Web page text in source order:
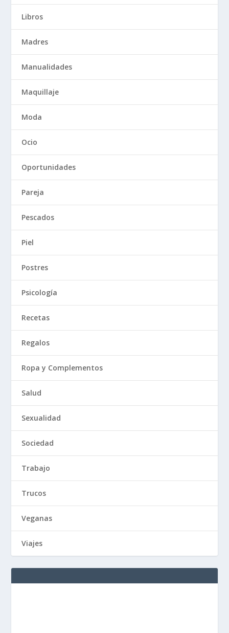
Libros
Madres
Manualidades
Maquillaje
Moda
Ocio
Oportunidades
Pareja
Pescados
Piel
Postres
Psicología
Recetas
Regalos
Ropa y Complementos
Salud
Sexualidad
Sociedad
Trabajo
Trucos
Veganas
Viajes